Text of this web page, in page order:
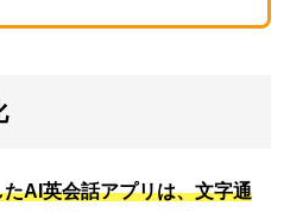
AI英会話アプリは、文字通